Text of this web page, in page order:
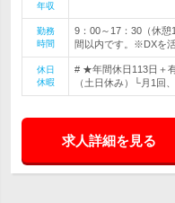
年収
勤務
時間
9：00～17：30（休
間以内です。※DXを
休日
休暇
# ★年間休日113日＋
（土日休み）└月1回
求人詳細を見る